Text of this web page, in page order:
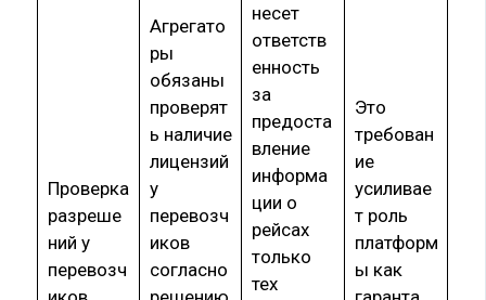
Проверка
разреше
ний у
перевозч
Агрегато
ры
обязаны
проверят
ь наличие
лицензий
у
перевозч
иков
согласно
несет
ответств
енность
за
предоста
вление
информа
ции о
рейсах
только
тех
Это
требован
ие
усиливае
т роль
платформ
ы как